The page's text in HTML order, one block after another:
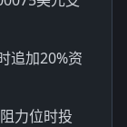
追加20%资
力位时投